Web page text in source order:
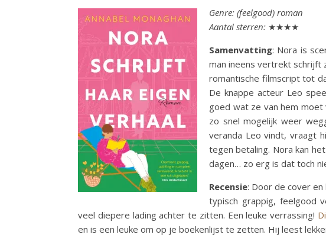
Genre: (feelgood) roman
Aantal sterren: ★★★★
Samenvatting: Nora is
man ineens vertrekt schrijft
romantische filmscript tot
De knappe acteur Leo
goed wat ze van hem moet
zo snel mogelijk weer
veranda Leo vindt, vraagt
tegen betaling. Nora kan
dagen… zo erg is dat toch
Recensie: Door de cover
typisch grappig, feelgood
veel diepere lading achter te zitten. Een leuke verrassing!
en is een leuke om op je boekenlijst te zetten. Hij leest